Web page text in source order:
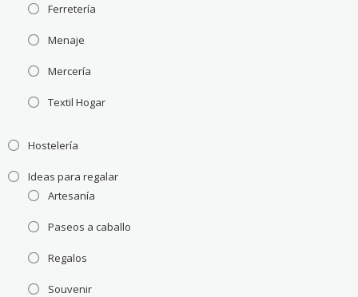
Ferretería
Menaje
Mercería
Textil Hogar
Hostelería
Ideas para regalar
Artesanía
Paseos a caballo
Regalos
Souvenir